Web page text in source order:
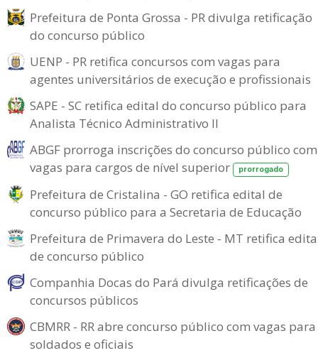
Prefeitura de Ponta Grossa - PR divulga retificação
do concurso público
UENP - PR retifica concursos com vagas para
agentes universitários de execução e profissionais
SAPE - SC retifica edital do concurso público para
Analista Técnico Administrativo II
ABGF prorroga inscrições do concurso público com
vagas para cargos de nível superior
prorrogado
Prefeitura de Cristalina - GO retifica edital de
concurso público para a Secretaria de Educação
Prefeitura de Primavera do Leste - MT retifica
de concurso público
Companhia Docas do Pará divulga retificações de
concursos públicos
CBMRR - RR abre concurso público com vagas para
soldados e oficiais